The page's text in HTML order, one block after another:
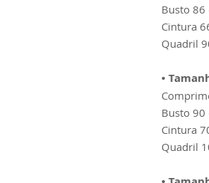
Busto 86
Cintura
Quadril
•
Busto 90
Cintura
Quadril